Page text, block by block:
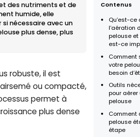
Contenus
Qu’est-ce
l’aération
pelouse et
est-ce
Comment
votre
besoin
Outils
pour aérer
pelouse
Comment
pelouse
étape
des nutriments et de
humide, elle
nécessaire avec un
plus dense, plus
robuste, il est
ou compacté,
permet à
plus dense